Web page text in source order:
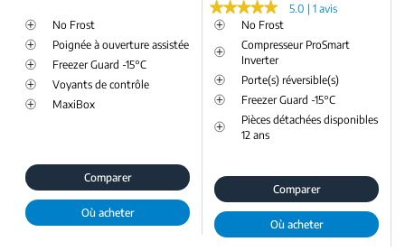
No Frost
Poignée à ouverture assistée
Freezer Guard -15°C
Voyants de contrôle
MaxiBox
Comparer
Où acheter
★★★★★
★★★★★
5.0 | 1 avis
No Frost
Compresseur ProSmart
Inverter
Porte(s) réversible(s)
Freezer Guard -15°C
Pièces détachées disponibles
12 ans
Comparer
Où acheter